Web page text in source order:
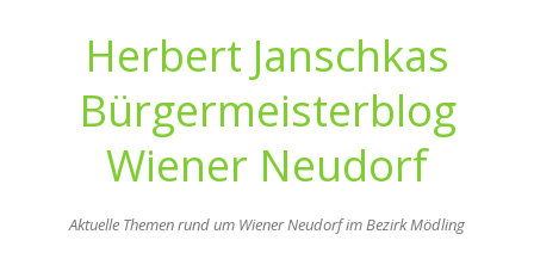
Herbert Janschkas
Bürgermeisterblog
Wiener Neudorf
Aktuelle Themen rund um Wiener Neudorf im Bezirk Mödling